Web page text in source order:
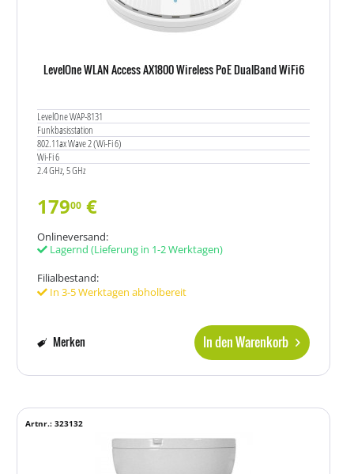
LevelOne WLAN Access AX1800 Wireless PoE DualBand WiFi6
LevelOne WAP-8131
Funkbasisstation
802.11ax Wave 2 (Wi-Fi 6)
Wi-Fi 6
2.4 GHz, 5 GHz
17900 €
Onlineversand:
Lagernd (Lieferung in 1-2 Werktagen)
Filialbestand:
In 3-5 Werktagen abholbereit
In den Warenkorb
Merken
Artnr.: 323132